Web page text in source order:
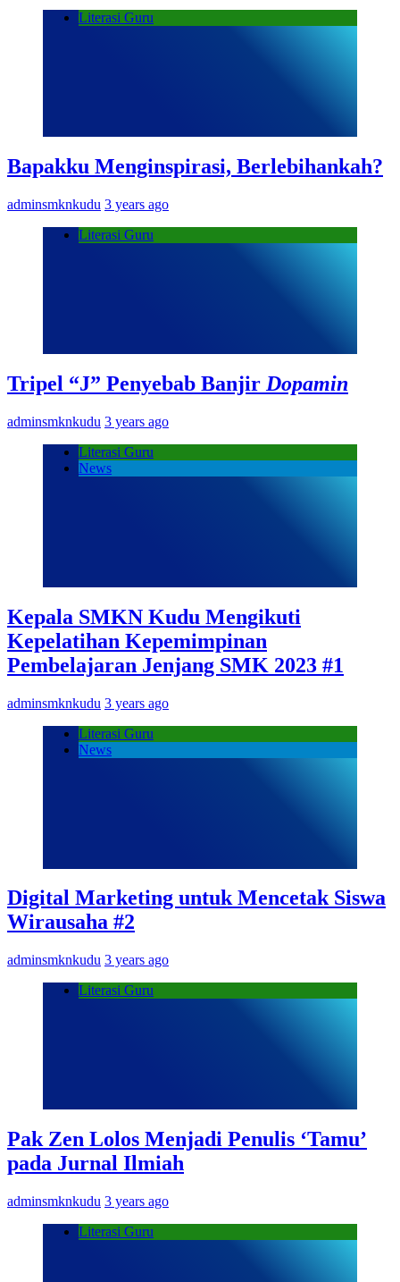
Literasi Guru
Bapakku Menginspirasi, Berlebihankah?
adminsmknkudu 3 years ago
Literasi Guru
Tripel “J” Penyebab Banjir Dopamin
adminsmknkudu 3 years ago
Literasi Guru
News
Kepala SMKN Kudu Mengikuti
Kepelatihan Kepemimpinan
Pembelajaran Jenjang SMK 2023 #1
adminsmknkudu 3 years ago
Literasi Guru
News
Digital Marketing untuk Mencetak Siswa
Wirausaha #2
adminsmknkudu 3 years ago
Literasi Guru
Pak Zen Lolos Menjadi Penulis ‘Tamu’
pada Jurnal Ilmiah
adminsmknkudu 3 years ago
Literasi Guru